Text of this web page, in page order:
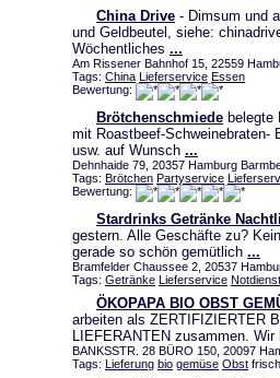
China Drive - Dimsum und
und Geldbeutel, siehe:
Wöchentliches ...
Am Rissener Bahnhof 15, 22559
Tags: China Lieferservice Essen
Bewertung:
Brötchenschmiede belegte
mit Roastbeef-Schweinebraten-
usw. auf Wunsch ...
Dehnhaide 79, 20357 Hamburg
Tags: Brötchen Partyservice
Bewertung:
Stardrinks Getränke
gestern. Alle Geschäfte zu?
gerade so schön gemütlich ...
Bramfelder Chaussee 2, 20537
Tags: Getränke Lieferservice Notdienst
ÖKOPAPA BIO OBST
arbeiten als ZERTIFIZIERTER
LIEFERANTEN zusammen.
BANKSSTR. 28 BÜRO 150, 20097
Tags: Lieferung bio gemüse Obst